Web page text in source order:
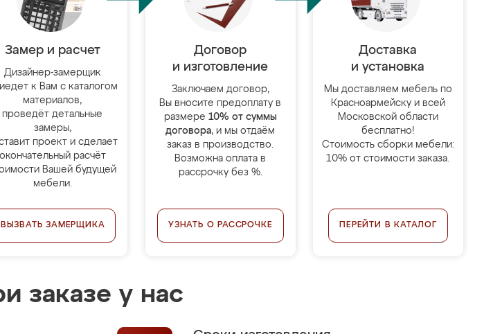
Замер и расчет
Дизайнер-замерщик
к Вам с каталогом
материалов,
проведёт детальные
замеры,
проект и сделает
окончательный расчёт
Вашей будущей
мебели.
ВЫЗВАТЬ ЗАМЕРЩИКА
Договор
и изготовление
Заключаем договор,
Вы вносите предоплату в
размере 10% от суммы
договора, и мы отдаём
заказ в производство.
Возможна оплата в
рассрочку без %.
УЗНАТЬ О РАССРОЧКЕ
Доставка
и установка
Мы доставляем мебель по
Красноармейску и всей
Московской области
бесплатно!
Стоимость сборки мебели:
10% от стоимости заказа.
ПЕРЕЙТИ В КАТАЛОГ
заказе у нас